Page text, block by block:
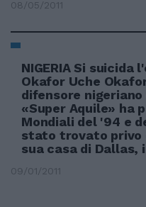
08/05/2011
NIGERIA Si suicida
Okafor Uche
difensore nigeriano
«Super Aquile» ha
Mondiali del '94 e
stato trovato privo
sua casa di Dallas,
09/01/2011